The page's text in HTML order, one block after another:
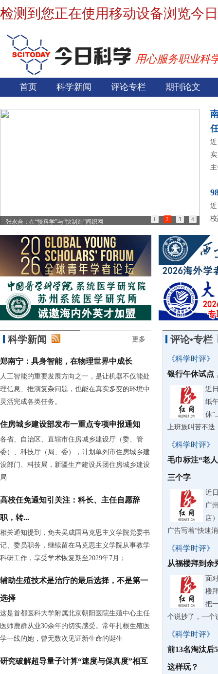
检测到您正在使用移动设备浏览今
用心服务职业科
首页 科学新闻 评论专栏 期刊论文
张永合：在“慢科学”与“快制造”间织网 85
1 2 3 4
科学新闻 更多
郑南宁：具身智能，在物理世界中成长
人工智能的重要发展方向之一，是让机器不仅能处
理信息、推演复杂问题，也能在真实多变的环境中
灵活完成各类任务。
住房城乡建设部发布一重点专项申报通知
各省、自治区、直辖市住房城乡建设厅（委、管
委）、科技厅（局、委），计划单列市住房城乡建
设部门、科技局，新疆生产建设兵团住房城乡建设
局
高校任免通知引关注：科长、主任自愿辞
职，转...
相关通知提到，免去吴成国马克思主义学院党委书
记、委员职务，继续留在马克思主义学院从事教学
科研工作，享受学术恢复期至2029年7月；
辅助生殖技术是治疗的最后选择，不是第一
选择
这是首都医科大学附属北京朝阳医院生殖中心主任
医师鹿群从业30余年的切实感受。常年扎根生殖医
学一线的她，曾无数次见证新生命的诞生
研究破解超导量子计算“速度与保真度”相互
评论•专栏
《科学时评》
银行午休试点
近
纸
休”
上班族叫苦不迭
《科学时评》
毛巾标注“老
三个字
近
广
店
广告写着“快速
《科学时评》
从福楼拜到余
面
楼
把
个说抄了，一个
《科学时评》
前13名淘汰后
这样玩？